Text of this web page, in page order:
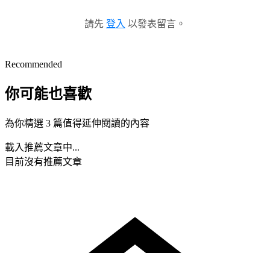
請先 登入 以發表留言。
Recommended
你可能也喜歡
為你精選 3 篇值得延伸閱讀的內容
載入推薦文章中...
目前沒有推薦文章